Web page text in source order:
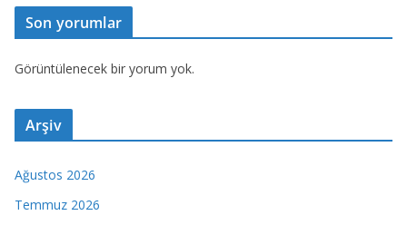
Son yorumlar
Görüntülenecek bir yorum yok.
Arşiv
Ağustos 2026
Temmuz 2026